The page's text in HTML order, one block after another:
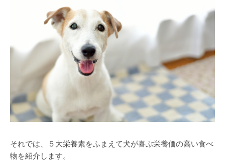
それでは、５大栄養素をふまえて犬が喜ぶ栄養価の高い食べ
物を紹介します。